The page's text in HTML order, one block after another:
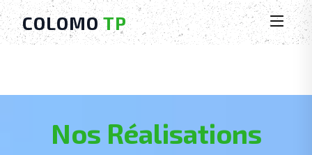
COLOMOTP
Nos Réalisations